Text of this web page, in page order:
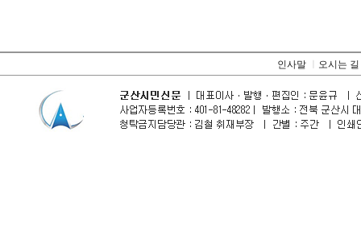
인사말 오시는 길